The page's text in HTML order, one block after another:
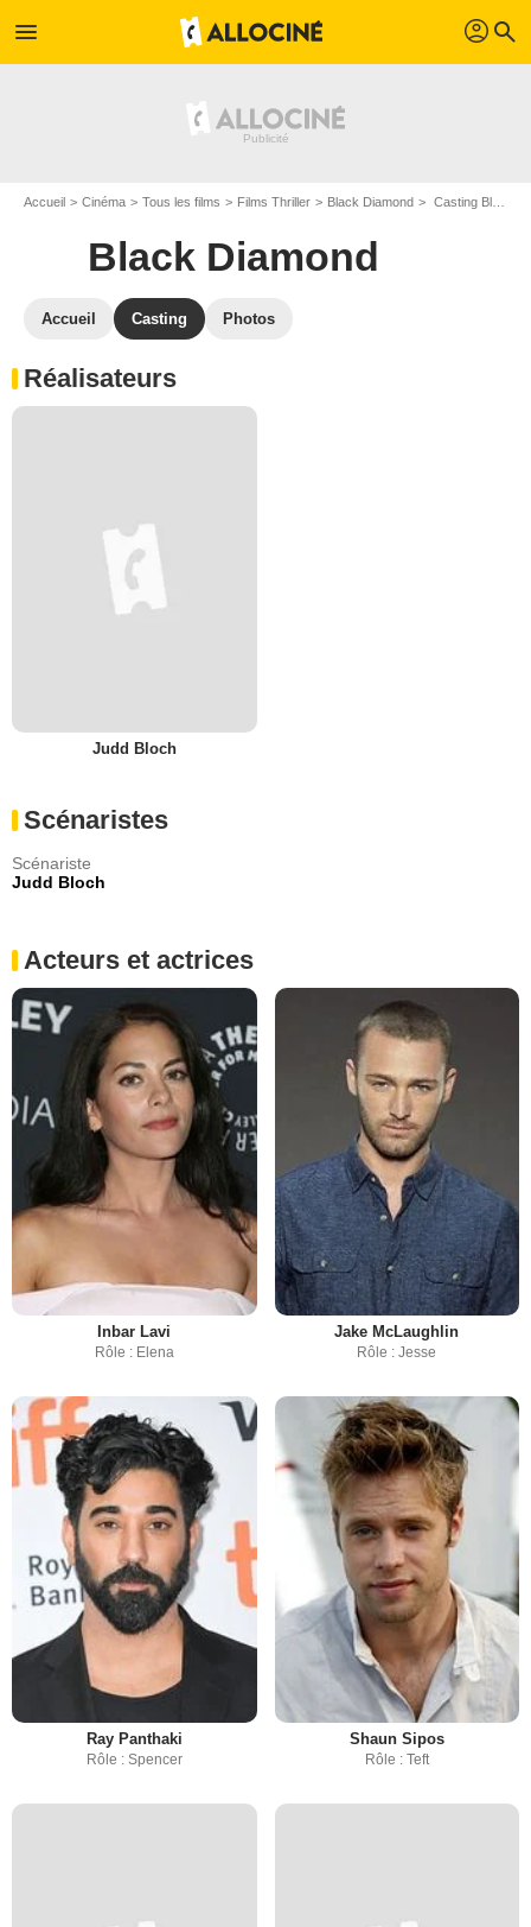
menu profil search
Accueil Cinéma Tous les films Films Thriller Black Diamond Casting Black Diamond
Black Diamond
Accueil Casting Photos
Réalisateurs
Judd Bloch
Scénaristes
Scénariste
Judd Bloch
Acteurs et actrices
Inbar Lavi
Rôle : Elena
Jake McLaughlin
Rôle : Jesse
Ray Panthaki
Rôle : Spencer
Shaun Sipos
Rôle : Teft